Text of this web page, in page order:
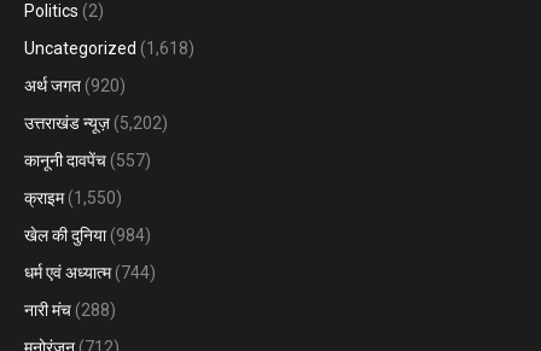
Politics (2)
Uncategorized (1,618)
अर्थ जगत (920)
उत्तराखंड न्यूज़ (5,202)
कानूनी दावपेंच (557)
क्राइम(1,550)
खेल की दुनिया(984)
धर्म एवं अध्यात्म(744)
नारी मंच (288)